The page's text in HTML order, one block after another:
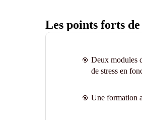
Les points forts
Deux modules
de stress en
Une formation